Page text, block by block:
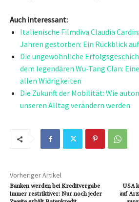
Auch interessant:
Italienische Filmdiva Claudia
Jahren gestorben: Ein Rückblick
Die ungewöhnliche
dem legendären Wu-Tang Clan:
allen Widrigkeiten
Die Zukunft der Mobilität: Wie
unseren Alltag verändern werden
Vorheriger Artikel
Banken werden bei Kreditvergabe
immer restriktiver: Nur noch jeder
USA
auf